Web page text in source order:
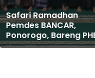
Safari Ramadhan
Pemdes BANCAR,
Ponorogo, Bareng
Sambangi Jamaah